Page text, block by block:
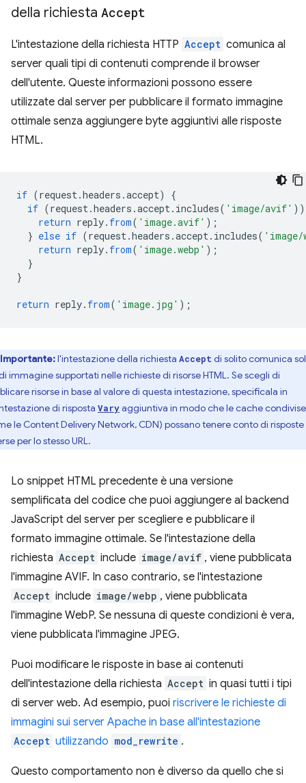
della richiesta Accept
L'intestazione della richiesta HTTP Accept comunica al
server quali tipi di contenuti comprende il browser
dell'utente. Queste informazioni possono essere
utilizzate dal server per pubblicare il formato immagine
ottimale senza aggiungere byte aggiuntivi alle risposte
HTML.
if (request.headers .accept)
{
if (request.headers .accept. includes( 'image/avif' ))
return reply. from( 'image.avif' );
} else if (request.headers .accept. includes( 'image/
return reply. from( 'image.webp' );
}
}
return reply. from( 'image.jpg' );
Importante:l'intestazione della richiesta Accept di solito comunica
immagine supportati nelle richieste di risorse HTML. Se scegli di
risorse in base al valore di questa intestazione, specificala in
di risposta Varyaggiuntiva in modo che le cache condivise
le Content Delivery Network, CDN) possano tenere conto di risposte
per lo stesso URL.
Lo snippet HTML precedente è una versione
semplificata del codice che puoi aggiungere al backend
JavaScript del server per scegliere e pubblicare il
formato immagine ottimale. Se l'intestazione della
richiesta Accept include image/avif , viene pubblicata
l'immagine AVIF. In caso contrario, se l'intestazione
Accept include image/webp , viene pubblicata
l'immagine WebP. Se nessuna di queste condizioni è vera,
viene pubblicata l'immagine JPEG.
Puoi modificare le risposte in base ai contenuti
dell'intestazione della richiesta Accept in quasi tutti i tipi
di server web. Ad esempio, puoi riscrivere le richieste di
immagini sui server Apache in base all'intestazione
Accept utilizzando mod_rewrite .
Questo comportamento non è diverso da quello che si